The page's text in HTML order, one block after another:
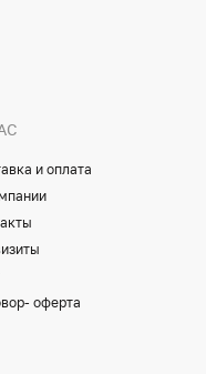
и оплата
оферта